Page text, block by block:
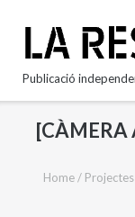
content
Publicació
[CÀMERA
Home / Projectes